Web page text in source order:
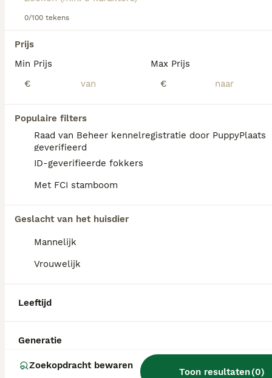
0/100 tekens
Prijs
Min Prijs
€
Max Prijs
€
Populaire filters
Raad van Beheer kennelregistratie door PuppyPlaats
geverifieerd
ID-geverifieerde fokkers
Met FCI stamboom
Geslacht van het huisdier
Mannelijk
Vrouwelijk
Leeftijd
Generatie
Zoekopdracht bewaren
Toon resultaten(0)
Lees onzeDandie Dinmont Terrier adviespagina
We hebben 0 Dandie Dinmont Terriër Pups te
Als je toekomstige resultaten wil zien voor deze
exacte zoekopdracht, sla dan je zoekopdracht op en
FAQ's
Dandie Dinmont Terriër?
De Dandie Dinmont Terriër heeft een
vastberaden, volhardend en onafhankelijk
karakter dat typisch is voor terriërs. Tegelijk
Wat is de prijs van een
Yorkshire Terriër pup?